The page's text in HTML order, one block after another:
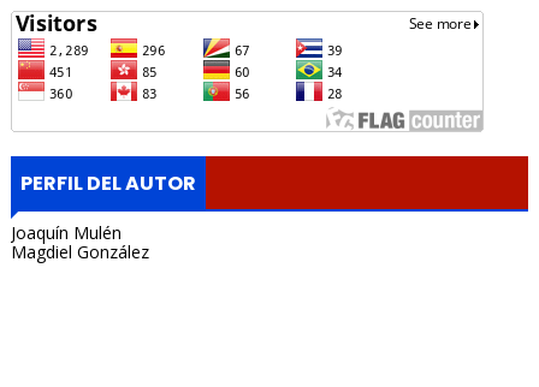
PERFIL DEL AUTOR
Joaquín Mulén
Magdiel González